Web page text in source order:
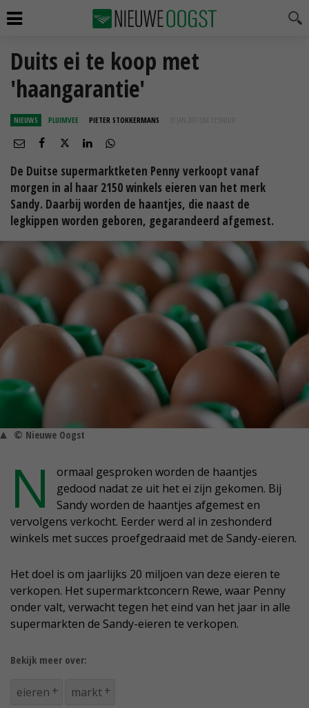
Duits ei te koop met
'haangarantie'
NIEUWS PLUIMVEE PIETER STOKKERMANS 31 JAN 2017 OM 13:59
De Duitse supermarktketen Penny verkoopt vanaf
morgen in al haar 2150 winkels eieren van het merk
Sandy. Daarbij worden de haantjes, die naast de
legkippen worden geboren, gegarandeerd afgemest.
© Nieuwe Oogst
N
ormaal gesproken worden de haantjes
gedood nadat ze uit het ei zijn gekomen. Bij
Sandy worden de haantjes afgemest en
vervolgens verkocht. Eerder werd al in zeshonderd
winkels met succes proefgedraaid met de Sandy-eieren.
Het doel is om jaarlijks 20 miljoen van deze eieren te
verkopen. Het supermarktconcern Rewe, waar Penny
onder valt, verwacht tegen het eind van het jaar in alle
supermarkten de Sandy-eieren te verkopen.
Bekijk meer over:
eieren markt